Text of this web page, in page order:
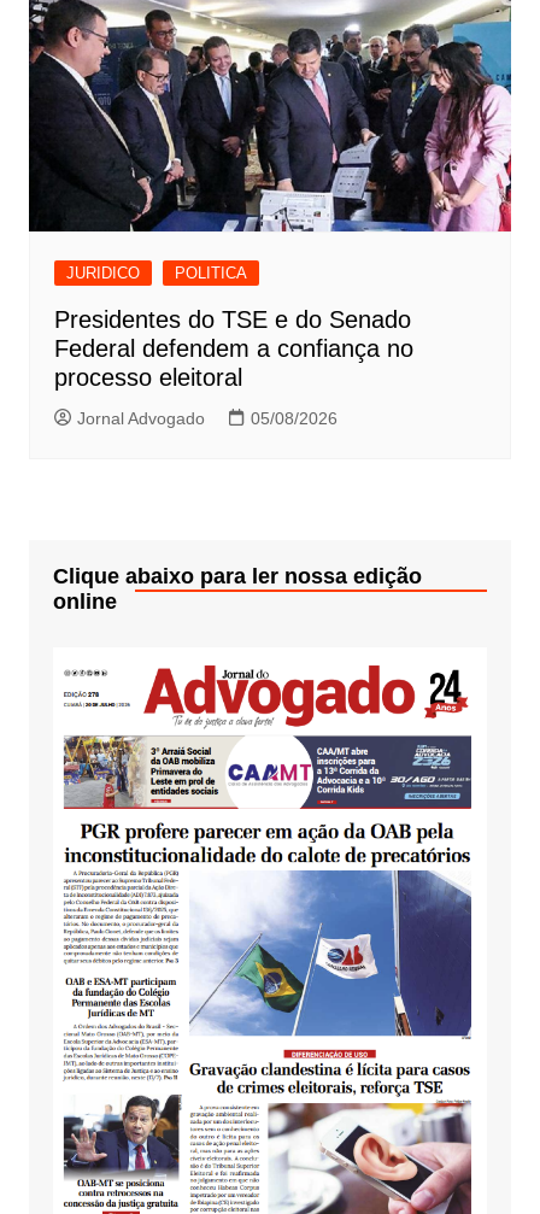
JURIDICO POLITICA
Presidentes do TSE e do Senado
Federal defendem a confiança no
processo eleitoral
Jornal Advogado 05/08/2026
Clique abaixo para ler nossa edição
online